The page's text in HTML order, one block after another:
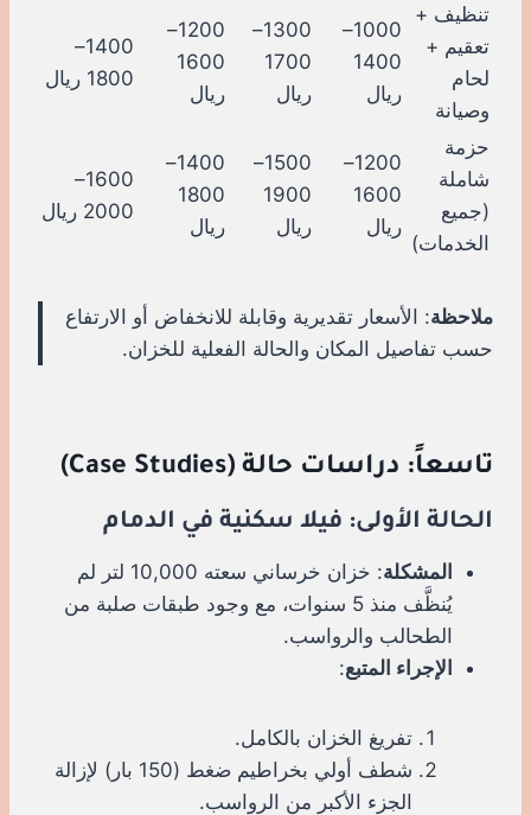
تنظيف +
تعقيم +
لحام
وصيانة
1000–
1400
ريال
1300–
1700
ريال
1200–
1600
ريال
1400–
1800 ريال
حزمة
شاملة
(جميع
الخدمات)
1200–
1600
ريال
1500–
1900
ريال
1400–
1800
ريال
1600–
2000 ريال
ملاحظة: الأسعار تقديرية وقابلة للانخفاض أو الارتفاع
حسب تفاصيل المكان والحالة الفعلية للخزان.
تاسعاً: دراسات حالة (Case Studies)
الحالة الأولى: فيلا سكنية في الدمام
المشكلة
: خزان خرساني سعته 10,000 لتر لم
يُنظَّف منذ 5 سنوات، مع وجود طبقات صلبة من
الطحالب والرواسب.
الإجراء المتبع:
تفريغ الخزان بالكامل.
شطف أولي بخراطيم ضغط (150 بار) لإزالة
الجزء الأكبر من الرواسب.